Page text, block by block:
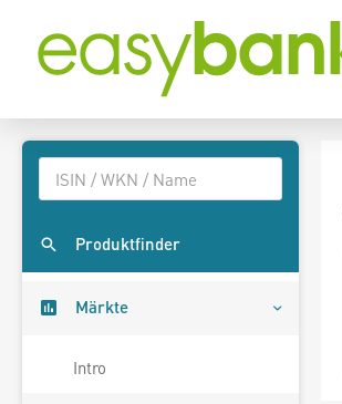
Produktfinder
Märkte
Intro